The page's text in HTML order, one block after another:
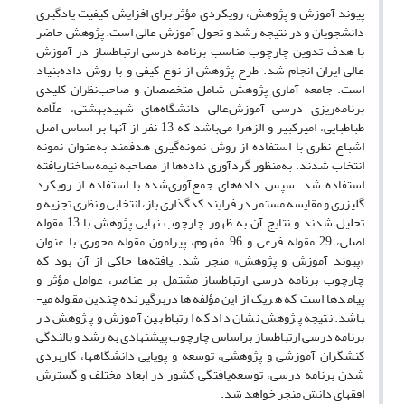
پیوند آموزش و پژوهش، رویکردی مؤثر برای افزایش کیفیت یادگیری
دانشجویان و در نتیجه رشد و تحول آموزش عالی است. پژوهش حاضر
با هدف تدوین چارچوب مناسب برنامه درسی ارتباط­ساز در آموزش
عالی ایران انجام شد. طرح پژوهش از نوع کیفی و با روش داده‌‌بنیاد
است. جامعه آماری پژوهش شامل متخصصان و صاحب‌نظران کلیدی
برنامه‌ریزی درسی آموزش‌عالی دانشگاه‌های شهیدبهشتی، علّامه
طباطبایی، امیرکبیر و الزهرا می‌باشد‌ که 13 نفر از آنها بر اساس اصل
اشباع نظری با استفاده از روش نمونه‌گیری هدفمند به‌عنوان نمونه
انتخاب شدند. به‌منظور گردآوری داده‌ها از مصاحبه نیمه‌ساختاریافته
استفاده شد. سپس داده‌های جمع‌آوری‌شده با استفاده از رویکرد
گلیزری و مقایسه مستمر در فرایند کدگذاری باز، انتخابی و نظری تجزیه ‌و
تحلیل شدند و نتایج آن به ظهور چارچوب نهایی پژوهش با 13 مقوله
اصلی، 29 مقوله فرعی و 96 مفهوم، پیرامون مقوله محوری با عنوان
«پیوند آموزش و پژوهش» منجر شد. یافته‌ها حاکی از آن بود که
چارچوب برنامه درسی ارتباط­ساز مشتمل بر عناصر، عوامل مؤثر و
پیامدها است که هریک از این مؤلفه‌ها دربرگیرنده چندین مقوله می­
باشد. نتیجه پژوهش نشان داد که ارتباط بین آموزش و پژوهش در
برنامه درسی ارتباط­ساز براساس چارچوب پیشنهادی به رشد و بالندگی
کنشگران آموزشی و پژوهشی، توسعه و پویایی دانشگاه­ها، کاربردی
شدن برنامه درسی، توسعه‌یافتگی کشور در ابعاد مختلف و گسترش
افق­های دانش منجر خواهد شد.